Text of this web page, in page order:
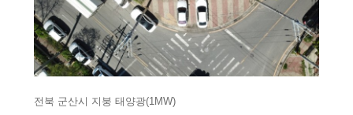
전북 군산시 지붕 태양광(1MW)